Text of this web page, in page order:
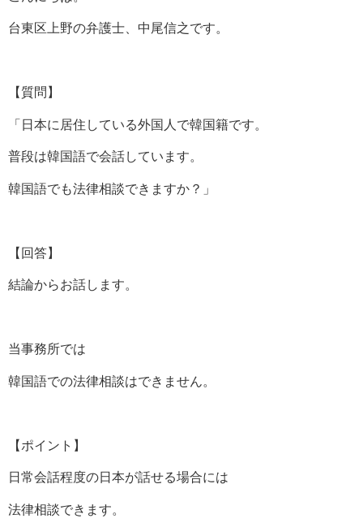
台東区上野の弁護士、中尾信之です。
【質問】
「日本に居住している外国人で韓国籍です。
普段は韓国語で会話しています。
韓国語でも法律相談できますか？」
【回答】
結論からお話します。
当事務所では
韓国語での法律相談はできません。
【ポイント】
日常会話程度の日本が話せる場合には
法律相談できます。